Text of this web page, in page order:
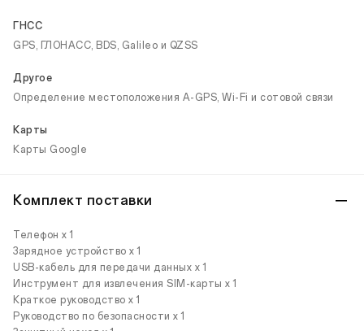
ГНСС
GPS, ГЛОНАСС, BDS, Galileo и QZSS
Другое
Определение местоположения A-GPS, Wi-Fi и сотовой связи
Карты
Карты Google
Комплект поставки
Телефон х 1
Зарядное устройство x 1
USB-кабель для передачи данных x 1
Инструмент для извлечения SIM-карты x 1
Краткое руководство x 1
Руководство по безопасности x 1